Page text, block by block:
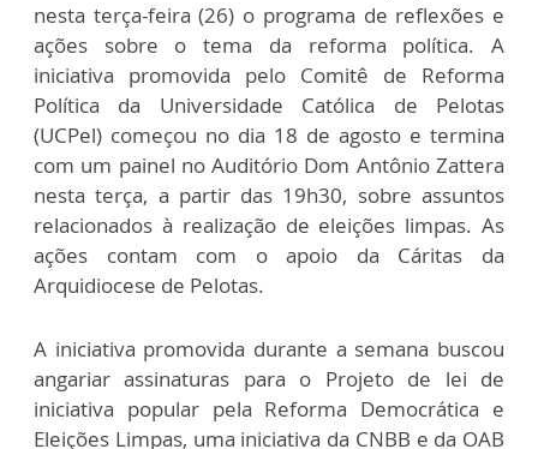
nesta terça-feira (26) o programa de reflexões e
ações sobre o tema da reforma política. A
iniciativa promovida pelo Comitê de Reforma
Política da Universidade Católica de Pelotas
(UCPel) começou no dia 18 de agosto e termina
com um painel no Auditório Dom Antônio Zattera
nesta terça, a partir das 19h30, sobre assuntos
relacionados à realização de eleições limpas. As
ações contam com o apoio da Cáritas da
Arquidiocese de Pelotas.
A iniciativa promovida durante a semana buscou
angariar assinaturas para o Projeto de lei de
iniciativa popular pela Reforma Democrática e
Eleições Limpas, uma iniciativa da CNBB e da OAB